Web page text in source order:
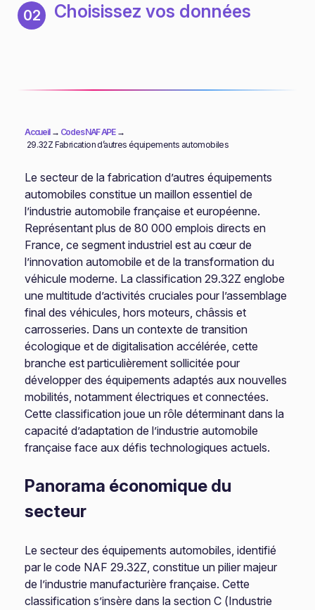
02 Choisissez vos données
Accueil→ Codes NAF APE→
29.32Z Fabrication d’autres équipements automobiles
Le secteur de la fabrication d’autres équipements
automobiles constitue un maillon essentiel de
l’industrie automobile française et européenne.
Représentant plus de 80 000 emplois directs en
France, ce segment industriel est au cœur de
l’innovation automobile et de la transformation du
véhicule moderne. La classification 29.32Z englobe
une multitude d’activités cruciales pour l’assemblage
final des véhicules, hors moteurs, châssis et
carrosseries. Dans un contexte de transition
écologique et de digitalisation accélérée, cette
branche est particulièrement sollicitée pour
développer des équipements adaptés aux nouvelles
mobilités, notamment électriques et connectées.
Cette classification joue un rôle déterminant dans la
capacité d’adaptation de l’industrie automobile
française face aux défis technologiques actuels.
Panorama économique du
secteur
Le secteur des équipements automobiles, identifié
par le code NAF 29.32Z, constitue un pilier majeur
de l’industrie manufacturière française. Cette
classification s’insère dans la section C (Industrie